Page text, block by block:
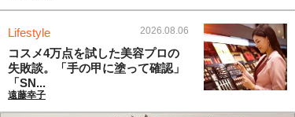
Lifestyle 2026.08.06
コスメ4万点を試した美容プロの
失敗談。「手の甲に塗って確認」
「SN...
遠藤幸子